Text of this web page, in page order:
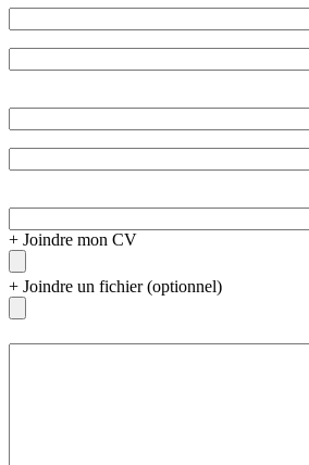
+ Joindre mon CV
+ Joindre un fichier (optionnel)